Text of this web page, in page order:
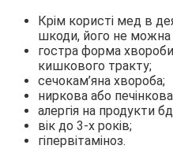
Крім користі мед в
шкоди, його не можна
гостра форма
кишкового тракту;
сечокам’яна хвороба;
ниркова або
алергія на продукти
вік до 3-х років;
гіпервітаміноз.